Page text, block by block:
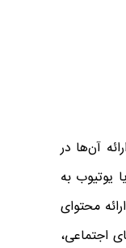
آن‌ها در
یوتیوب به
محتوای
اجتماعی،